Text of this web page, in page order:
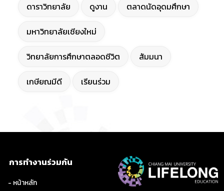
ดาราวิทยาลัย ดูงาน ตลาดนัดอุดมศึกษา
มหาวิทยาลัยเชียงใหม่
วิทยาลัยการศึกษาตลอดชีวิต สัมมนา
เกษียณมีดี เรียนร่วม
การทำงานร่วมกัน
- หน้าหลัก